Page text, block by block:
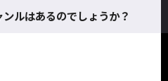
ルはあるのでしょうか？